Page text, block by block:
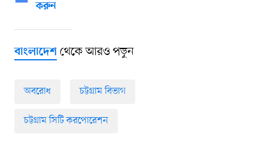
করুন
বাংলাদেশথেকে আরও পড়ুন
অবরোধ চট্টগ্রাম বিভাগ
চট্টগ্রাম সিটি করপোরেশন